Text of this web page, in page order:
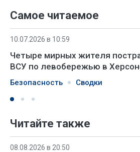
Самое читаемое
10.07.2026 в 10:59
Четыре мирных жителя
ВСУ по левобережью в
Безопасность Сводки
Читайте также
08.08.2026 в 20:50